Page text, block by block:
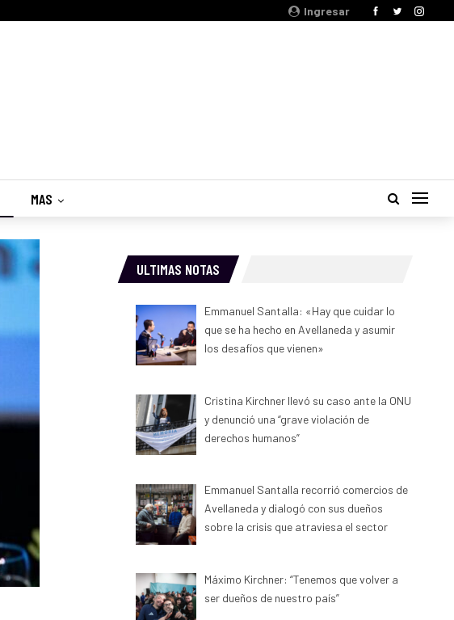
Ingresar
MAS
ULTIMAS NOTAS
Emmanuel Santalla: «Hay que cuidar lo
que se ha hecho en Avellaneda y asumir
los desafíos que vienen»
Cristina Kirchner llevó su caso ante la ONU
y denunció una “grave violación de
derechos humanos”
Emmanuel Santalla recorrió comercios de
Avellaneda y dialogó con sus dueños
sobre la crisis que atraviesa el sector
Máximo Kirchner: “Tenemos que volver a
ser dueños de nuestro país”